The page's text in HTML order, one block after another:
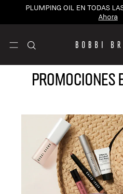
PLUMPING OIL EN TODAS
Ahora
PROMOCIONES